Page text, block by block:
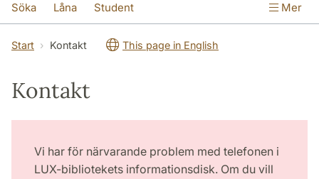
Söka Låna Student
Forskare/doktorand Lärare Kontakt
Mer
Start Kontakt This page in English
Kontakt
Vi har för närvarande problem med telefonen i
LUX-bibliotekets informationsdisk. Om du vill